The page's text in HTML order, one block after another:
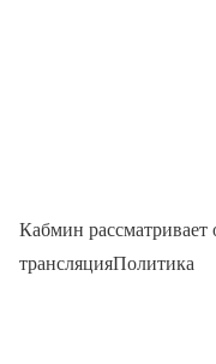
Кабмин рассматривает
трансляцияПолитика